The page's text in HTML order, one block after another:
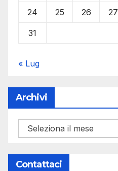
24 25 26 27
31
« Lug
Archivi
Archivi
Contattaci